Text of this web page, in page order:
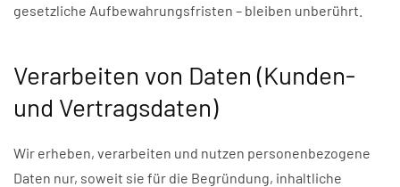
gesetzliche Aufbewahrungsfristen – bleiben unberührt.
Verarbeiten von Daten (Kunden-
und Vertragsdaten)
Wir erheben, verarbeiten und nutzen personenbezogene
Daten nur, soweit sie für die Begründung, inhaltliche